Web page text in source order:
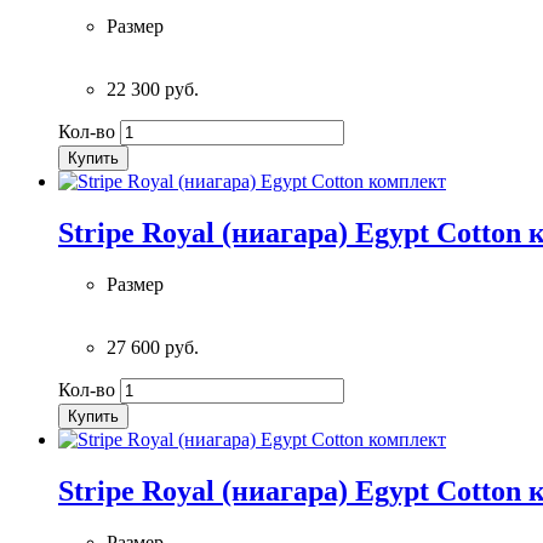
Размер
22 300 руб.
Кол-во
Купить
Stripe Royal (ниагара) Egypt Cotton
Размер
27 600 руб.
Кол-во
Купить
Stripe Royal (ниагара) Egypt Cotton